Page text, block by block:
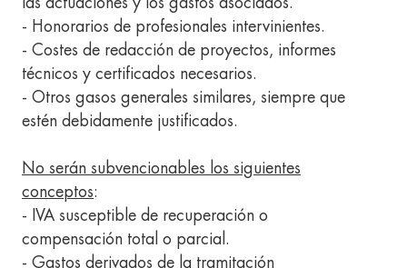
- Honorarios de profesionales intervinientes.
- Costes de redacción de proyectos, informes
técnicos y certificados necesarios.
- Otros gasos generales similares, siempre que
estén debidamente justificados.
No serán subvencionables los siguientes
conceptos:
- IVA susceptible de recuperación o
compensación total o parcial.
- Gastos derivados de la tramitación